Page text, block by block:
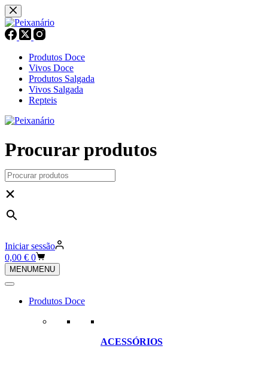
Pular
para
o
conteúdo
Produtos Doce
Vivos Doce
Produtos Salgada
Vivos Salgada
Repteis
Procurar produtos
×
Iniciar sessão
Carrinho
de
compras
0,00 € 0
MENUMENU
Produtos Doce
ACESSÓRIOS